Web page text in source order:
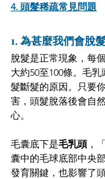
4. 頭髮稀疏常見問題
1. 為甚麼我們會脫
脫髮是正常現象，每
大約50至100條。毛
髮斷髮的原因。只要
害，頭髮脫落後會自
心。
毛囊底下是毛乳頭 ，
囊中的毛球底部中央
發育關鍵，也影響了